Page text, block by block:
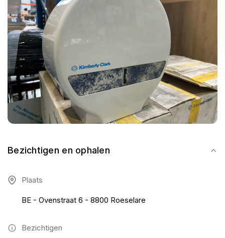
Bezichtigen en ophalen
Plaats
BE - Ovenstraat 6 - 8800 Roeselare
Bezichtigen